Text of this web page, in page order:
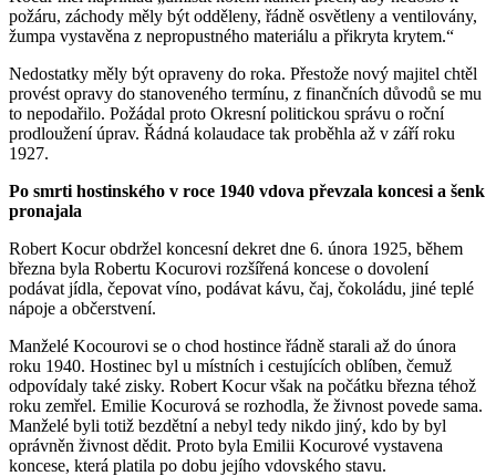
požáru, záchody měly být odděleny, řádně osvětleny a ventilovány,
žumpa vystavěna z nepropustného materiálu a přikryta krytem.“
Nedostatky měly být opraveny do roka. Přestože nový majitel chtěl
provést opravy do stanoveného termínu, z finančních důvodů se mu
to nepodařilo. Požádal proto Okresní politickou správu o roční
prodloužení úprav. Řádná kolaudace tak proběhla až v září roku
1927.
Po smrti hostinského v roce 1940 vdova převzala koncesi a šenk
pronajala
Robert Kocur obdržel koncesní dekret dne 6. února 1925, během
března byla Robertu Kocurovi rozšířená koncese o dovolení
podávat jídla, čepovat víno, podávat kávu, čaj, čokoládu, jiné teplé
nápoje a občerstvení.
Manželé Kocourovi se o chod hostince řádně starali až do února
roku 1940. Hostinec byl u místních i cestujících oblíben, čemuž
odpovídaly také zisky. Robert Kocur však na počátku března téhož
roku zemřel. Emilie Kocurová se rozhodla, že živnost povede sama.
Manželé byli totiž bezdětní a nebyl tedy nikdo jiný, kdo by byl
oprávněn živnost dědit. Proto byla Emilii Kocurové vystavena
koncese, která platila po dobu jejího vdovského stavu.